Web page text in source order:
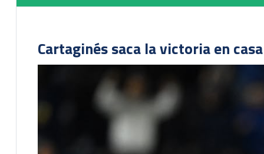
Cartaginés saca la victoria en